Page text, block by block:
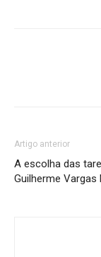
Artigo anterior
A escolha das
Guilherme Vargas